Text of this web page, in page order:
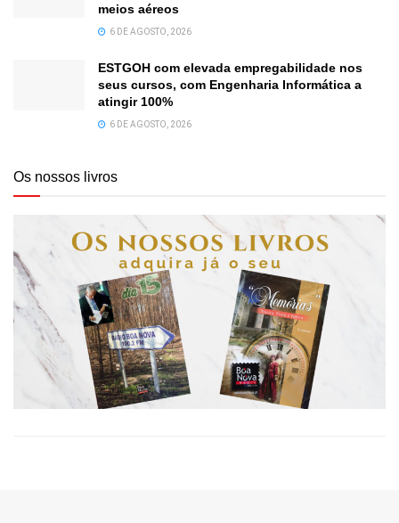
meios aéreos
6 DE AGOSTO, 2026
ESTGOH com elevada empregabilidade nos
seus cursos, com Engenharia Informática a
atingir 100%
6 DE AGOSTO, 2026
Os nossos livros